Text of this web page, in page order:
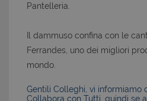
Pantelleria.
Il dammuso confina con le
Ferrandes, uno dei migliori
mondo.
Gentili Colleghi, vi informiamo
Collabora con Tutti, quindi se